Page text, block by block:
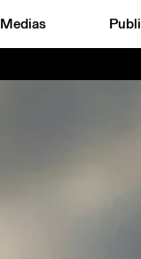
Medias